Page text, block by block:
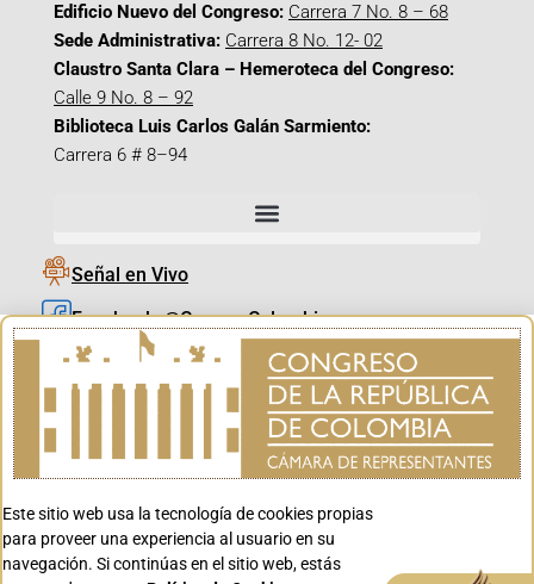
Edificio Nuevo del Congreso: Carrera 7 No. 8 – 68
Sede Administrativa: Carrera 8 No. 12- 02
Claustro Santa Clara – Hemeroteca del Congreso:
Calle 9 No. 8 – 92
Biblioteca Luis Carlos Galán Sarmiento:
Carrera 6 # 8–94
Señal en Vivo
Facebook_@CamaraColombia
Instagram_@CamaraColombia
X_@CamaraColombia
Youtube_@CamaraColombia
Youtube_@CanalCongreso
Este sitio web usa la tecnología de cookies propias
para proveer una experiencia al usuario en su
navegación. Si continúas en el sitio web, estás